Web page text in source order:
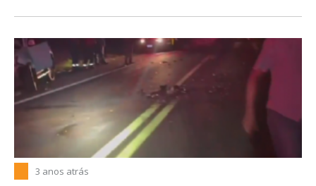
3 anos atrás